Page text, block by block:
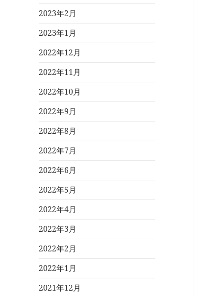
2023年2月
2023年1月
2022年12月
2022年11月
2022年10月
2022年9月
2022年8月
2022年7月
2022年6月
2022年5月
2022年4月
2022年3月
2022年2月
2022年1月
2021年12月